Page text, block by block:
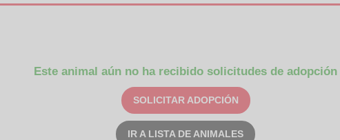
Este animal aún no ha recibido solicitudes de adopción
SOLICITAR ADOPCIÓN
IR A LISTA DE ANIMALES